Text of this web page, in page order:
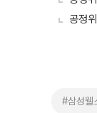
공정
#삼성웰